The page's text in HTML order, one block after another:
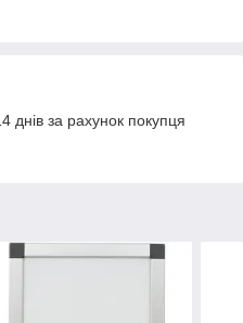
днів за рахунок покупця